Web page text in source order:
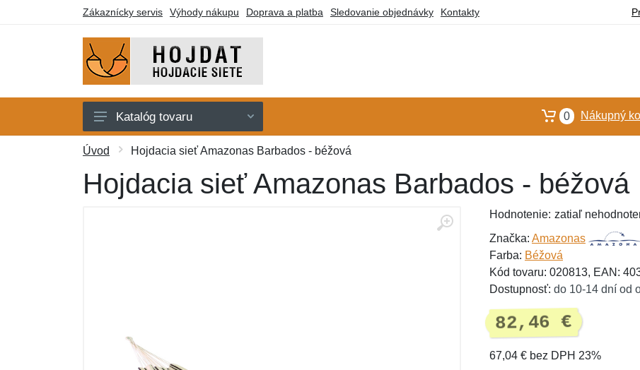
Zákaznícky servis Výhody nákupu Doprava a platba Sledovanie objednávky Kontakty
Hojdacie siete
Hojdacie kreslá
Stojany
Katalóg tovaru 0 Nákupný
Úvod Hojdacia sieť Amazonas Barbados - béžová
Hojdacia sieť Amazonas Barbados - béžová
Hodnotenie: zatiaľ
Značka: Amazonas
Farba: Béžová
Kód tovaru: 020813, EAN:
Dostupnosť: do 10-14 dní od
82,46 €
67,04 € bez DPH 23%